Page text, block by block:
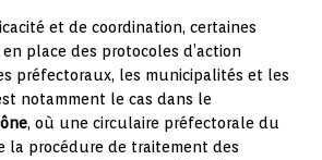
et de coordination, certaines
place des protocoles d’action
préfectoraux, les municipalités et les
notamment le cas dans le
, où une circulaire préfectorale du
la procédure de traitement des